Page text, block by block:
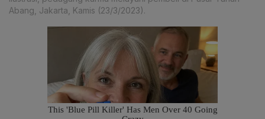
Abang, Jakarta, Kamis (23/3/2023).